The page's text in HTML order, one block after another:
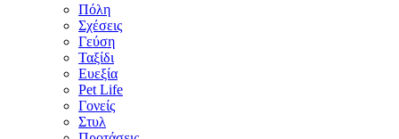
Πόλη
Σχέσεις
Γεύση
Ταξίδι
Ευεξία
Pet Life
Γονείς
Στυλ